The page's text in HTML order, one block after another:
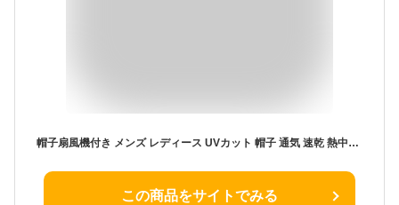
帽子扇風機付き メンズ レディース UVカット 帽子 通気 速乾 熱中症対策 グレー ひんやりキャップ ソーラーファン付き usb充電 サファリハット アウトドア 登山 釣り用 360度日除け ハット 折りたたみ 携帯便利 通勤 サイズ調整可
この商品をサイトでみる